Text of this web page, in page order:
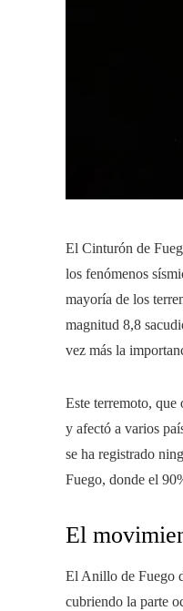
El Cinturón de
los fenómenos
mayoría de los
magnitud 8,8
vez más la
Este terremoto, que
y afectó a varios
se ha registrado
Fuego, donde el
El
El Anillo de Fuego
cubriendo la parte